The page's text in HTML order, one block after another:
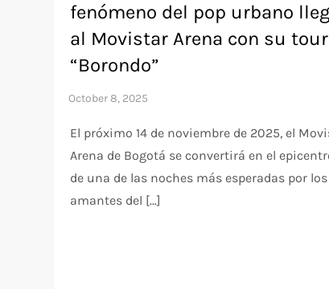
fenómeno del pop urbano
al Movistar Arena con su tour
“Borondo”
El próximo 14 de noviembre de 2025, el
Arena de Bogotá se convertirá en el
de una de las noches más esperadas por los
amantes del […]